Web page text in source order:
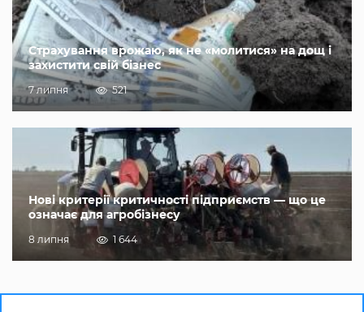
Страхування врожаю, як не «молитися» на дощ і
захистити свій бізнес
7 липня 521
Нові критерії критичності підприємств — що це
означає для агробізнесу
8 липня 1 644